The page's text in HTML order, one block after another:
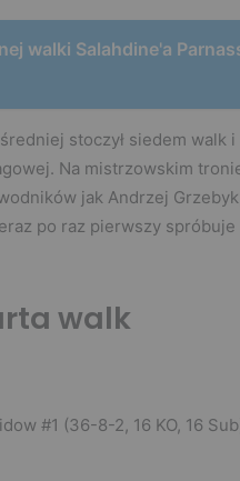
walki Salahdine'a
stoczył siedem walk
Na mistrzowskim
jak Andrzej
po raz pierwszy
walk
#1 (36-8-2, 16 KO, 16